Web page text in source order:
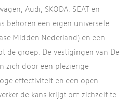
Audi, SKODA, SEAT en
behoren een eigen universele
Midden Nederland) en een
de groep. De vestigingen van De
zich door een plezierige
effectiviteit en een open
de kans krijgt om zichzelf te